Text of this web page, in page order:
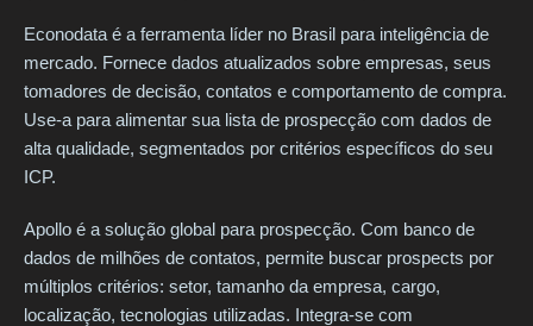
Econodata é a ferramenta líder no Brasil para inteligência de
mercado. Fornece dados atualizados sobre empresas, seus
tomadores de decisão, contatos e comportamento de compra.
Use-a para alimentar sua lista de prospecção com dados de
alta qualidade, segmentados por critérios específicos do seu
ICP.
Apollo é a solução global para prospecção. Com banco de
dados de milhões de contatos, permite buscar prospects por
múltiplos critérios: setor, tamanho da empresa, cargo,
localização, tecnologias utilizadas. Integra-se com